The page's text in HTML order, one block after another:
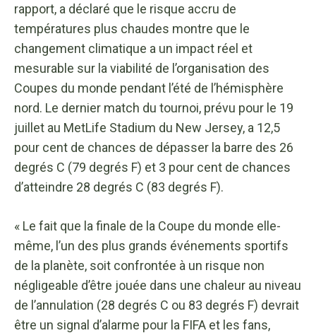
rapport, a déclaré que le risque accru de
températures plus chaudes montre que le
changement climatique a un impact réel et
mesurable sur la viabilité de l’organisation des
Coupes du monde pendant l’été de l’hémisphère
nord. Le dernier match du tournoi, prévu pour le 19
juillet au MetLife Stadium du New Jersey, a 12,5
pour cent de chances de dépasser la barre des 26
degrés C (79 degrés F) et 3 pour cent de chances
d’atteindre 28 degrés C (83 degrés F).
« Le fait que la finale de la Coupe du monde elle-
même, l’un des plus grands événements sportifs
de la planète, soit confrontée à un risque non
négligeable d’être jouée dans une chaleur au niveau
de l’annulation (28 degrés C ou 83 degrés F) devrait
être un signal d’alarme pour la FIFA et les fans,